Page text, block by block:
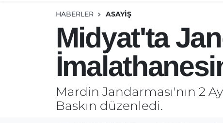
HABERLER ASAYIŞ
Midyat'ta
Mardin Jandarması'nın 2
Baskın düzenledi.